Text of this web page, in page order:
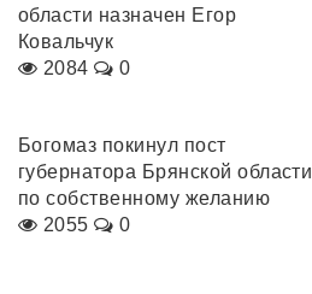
области назначен Егор
Ковальчук
2084
0
Богомаз покинул пост
губернатора Брянской области
по собственному желанию
2055
0